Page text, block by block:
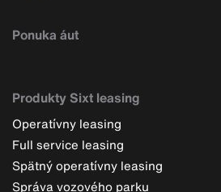
Ponuka áut
Produkty Sixt leasing
Operatívny leasing
Full service leasing
Spätný operatívny leasing
Správa vozového parku